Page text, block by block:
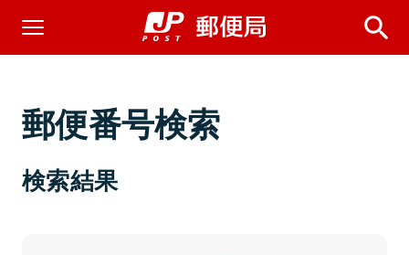
郵便番号検索
検索結果